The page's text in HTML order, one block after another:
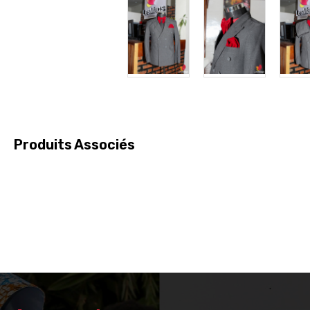
Produits Associés